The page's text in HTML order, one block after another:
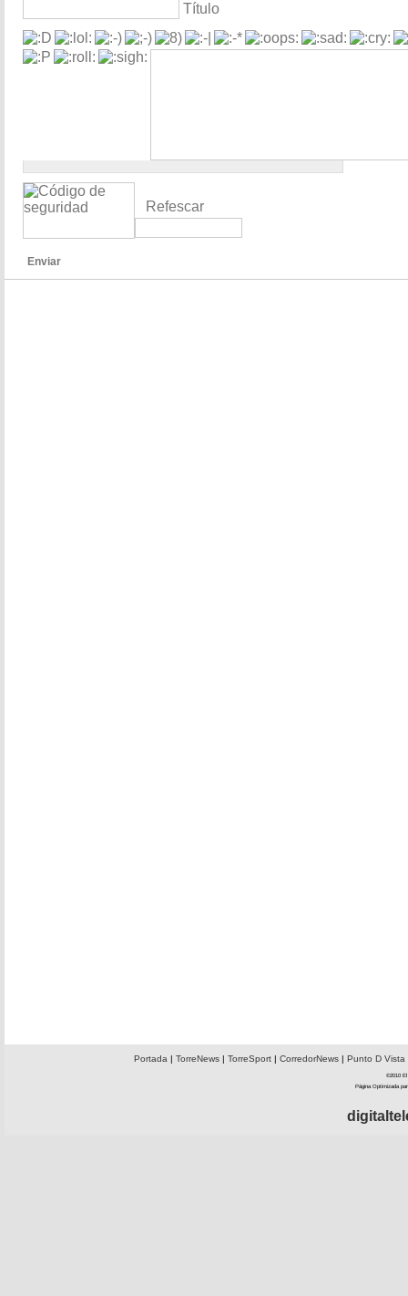
Título
Refescar
Enviar
Portada | TorreNews| TorreSport| CorredorNews| Punto D Vista
©2010 El
Página Optimizada